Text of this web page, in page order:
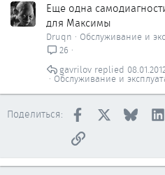
Еще одна
для Максимы
Druqn
Обслуживание и
26
Обслуживание и
gavrilov
Поделиться: Facebook Bluesky
Ссылка